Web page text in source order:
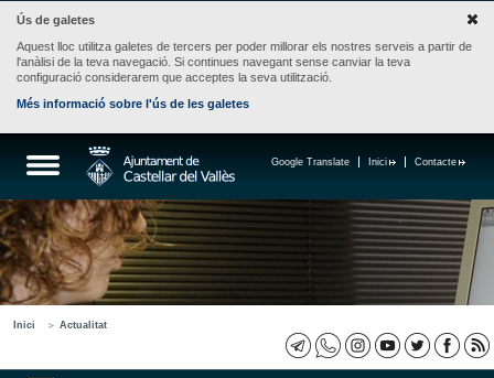
Ús de galetes
Aquest lloc utilitza galetes de tercers per poder millorar els nostres serveis a partir de
l'anàlisi de la teva navegació. Si continues navegant sense canviar la teva
configuració considerarem que acceptes la seva utilització.
Més informació sobre l'ús de les galetes
Contacte
Inici
Google Translate
Inici Actualitat